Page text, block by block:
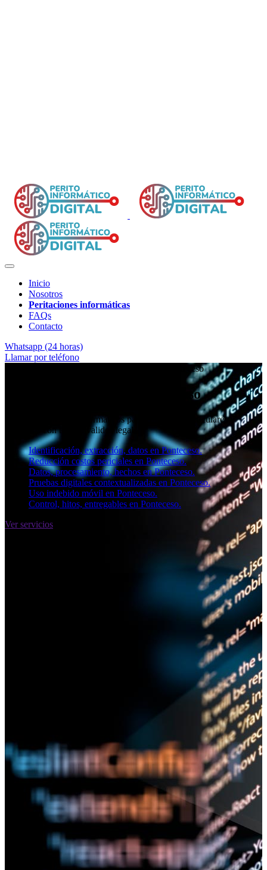
Inicio
Nosotros
Peritaciones informáticas
FAQs
Contacto
Whatsapp (24 horas)
Llamar por teléfono
Ponteceso
Perito informático en Ponteceso
Informes periciales informáticos para empresas, particulares y
abogados con toda la validez legal.
Identificación, extracción, datos en Ponteceso.
Reducción costos periciales en Ponteceso.
Datos, procesamiento, hechos en Ponteceso.
Pruebas digitales contextualizadas en Ponteceso.
Uso indebido móvil en Ponteceso.
Control, hitos, entregables en Ponteceso.
Ver servicios